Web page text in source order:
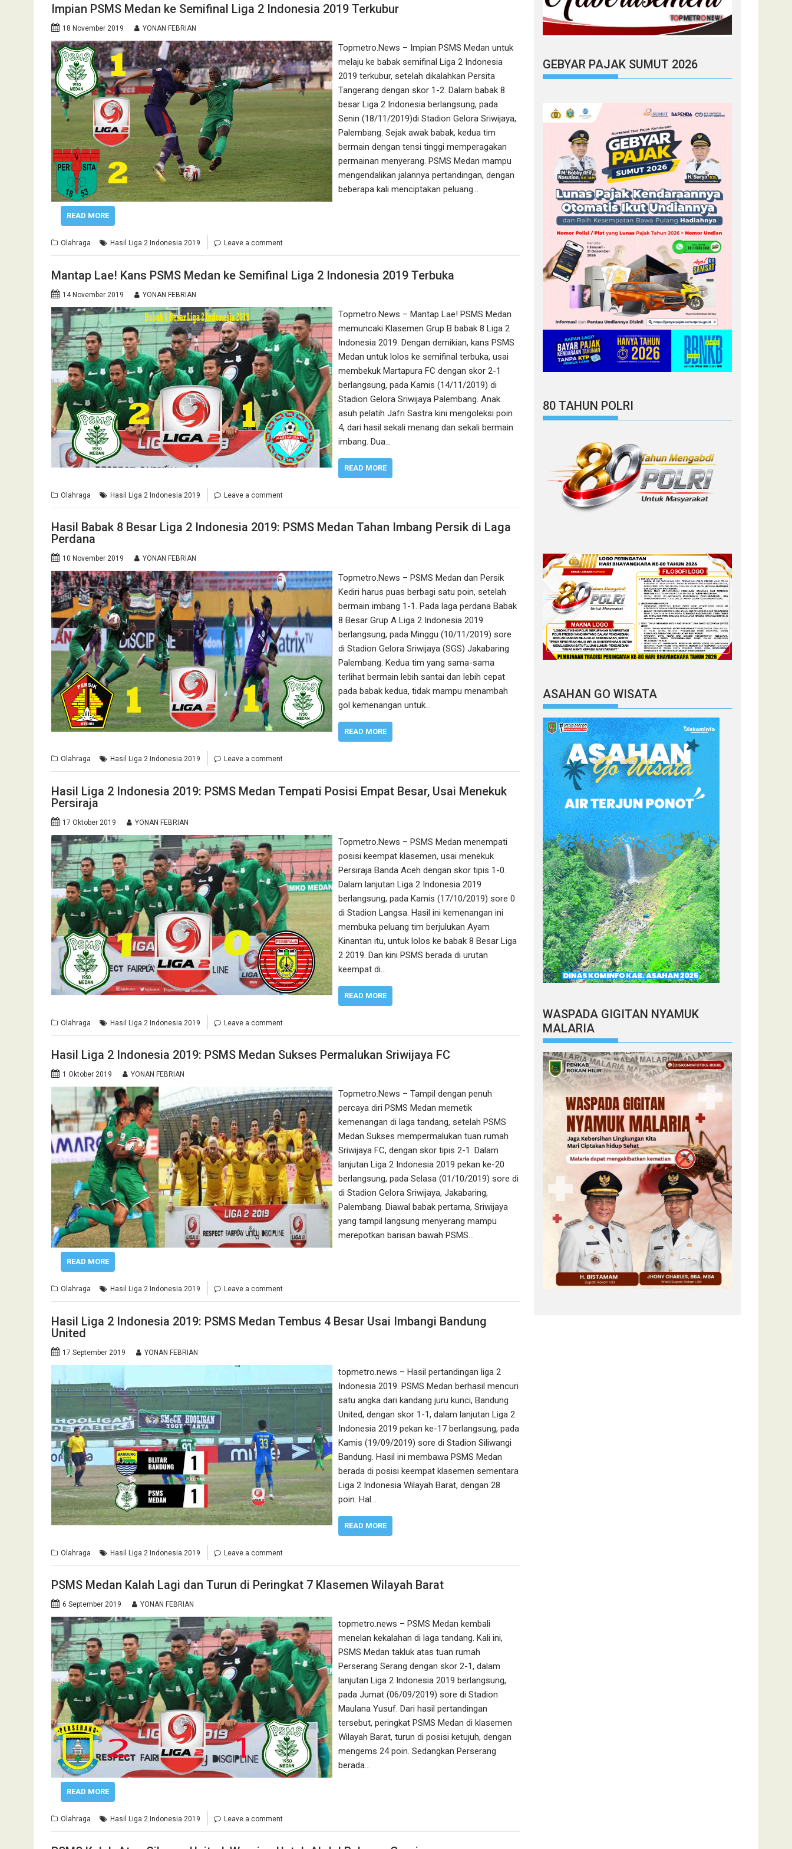
Impian PSMS Medan ke Semifinal Liga 2 Indonesia 2019 Terkubur
18 November 2019 YONAN FEBRIAN
Topmetro.News – Impian PSMS Medan untuk
melaju ke babak semifinal Liga 2 Indonesia
2019 terkubur, setelah dikalahkan Persita
Tangerang dengan skor 1-2. Dalam babak 8
besar Liga 2 Indonesia berlangsung, pada
Senin (18/11/2019)di Stadion Gelora Sriwijaya,
Palembang. Sejak awak babak, kedua tim
bermain dengan tensi tinggi memperagakan
permainan menyerang. PSMS Medan mampu
mengendalikan jalannya pertandingan, dengan
beberapa kali menciptakan peluang…
READ MORE
Olahraga Hasil Liga 2 Indonesia 2019 Leave a comment
Mantap Lae! Kans PSMS Medan ke Semifinal Liga 2 Indonesia 2019 Terbuka
14 November 2019 YONAN FEBRIAN
Topmetro.News – Mantap Lae! PSMS Medan
memuncaki Klasemen Grup B babak 8 Liga 2
Indonesia 2019. Dengan demikian, kans PSMS
Medan untuk lolos ke semifinal terbuka, usai
membekuk Martapura FC dengan skor 2-1
berlangsung, pada Kamis (14/11/2019) di
Stadion Gelora Sriwijaya Palembang. Anak
asuh pelatih Jafri Sastra kini mengoleksi poin
4, dari hasil sekali menang dan sekali bermain
imbang. Dua…
READ MORE
Olahraga Hasil Liga 2 Indonesia 2019 Leave a comment
Hasil Babak 8 Besar Liga 2 Indonesia 2019: PSMS Medan Tahan Imbang Persik di Laga
Perdana
10 November 2019 YONAN FEBRIAN
Topmetro.News – PSMS Medan dan Persik
Kediri harus puas berbagi satu poin, setelah
bermain imbang 1-1. Pada laga perdana Babak
8 Besar Grup A Liga 2 Indonesia 2019
berlangsung, pada Minggu (10/11/2019) sore
di Stadion Gelora Sriwijaya (SGS) Jakabaring
Palembang. Kedua tim yang sama-sama
terlihat bermain lebih santai dan lebih cepat
pada babak kedua, tidak mampu menambah
gol kemenangan untuk…
READ MORE
Olahraga Hasil Liga 2 Indonesia 2019 Leave a comment
Hasil Liga 2 Indonesia 2019: PSMS Medan Tempati Posisi Empat Besar, Usai Menekuk
Persiraja
17 Oktober 2019 YONAN FEBRIAN
Topmetro.News – PSMS Medan menempati
posisi keempat klasemen, usai menekuk
Persiraja Banda Aceh dengan skor tipis 1-0.
Dalam lanjutan Liga 2 Indonesia 2019
berlangsung, pada Kamis (17/10/2019) sore 0
di Stadion Langsa. Hasil ini kemenangan ini
membuka peluang tim berjulukan Ayam
Kinantan itu, untuk lolos ke babak 8 Besar Liga
2 2019. Dan kini PSMS berada di urutan
keempat di…
READ MORE
Olahraga Hasil Liga 2 Indonesia 2019 Leave a comment
Hasil Liga 2 Indonesia 2019: PSMS Medan Sukses Permalukan Sriwijaya FC
1 Oktober 2019 YONAN FEBRIAN
Topmetro.News – Tampil dengan penuh
percaya diri PSMS Medan memetik
kemenangan di laga tandang, setelah PSMS
Medan Sukses mempermalukan tuan rumah
Sriwijaya FC, dengan skor tipis 2-1. Dalam
lanjutan Liga 2 Indonesia 2019 pekan ke-20
berlangsung, pada Selasa (01/10/2019) sore di
di Stadion Gelora Sriwijaya, Jakabaring,
Palembang. Diawal babak pertama, Sriwijaya
yang tampil langsung menyerang mampu
merepotkan barisan bawah PSMS…
READ MORE
Olahraga Hasil Liga 2 Indonesia 2019 Leave a comment
Hasil Liga 2 Indonesia 2019: PSMS Medan Tembus 4 Besar Usai Imbangi Bandung
United
17 September 2019 YONAN FEBRIAN
topmetro.news – Hasil pertandingan liga 2
Indonesia 2019. PSMS Medan berhasil mencuri
satu angka dari kandang juru kunci, Bandung
United, dengan skor 1-1, dalam lanjutan Liga 2
Indonesia 2019 pekan ke-17 berlangsung, pada
Kamis (19/09/2019) sore di Stadion Siliwangi
Bandung. Hasil ini membawa PSMS Medan
berada di posisi keempat klasemen sementara
Liga 2 Indonesia Wilayah Barat, dengan 28
poin. Hal…
READ MORE
Olahraga Hasil Liga 2 Indonesia 2019 Leave a comment
PSMS Medan Kalah Lagi dan Turun di Peringkat 7 Klasemen Wilayah Barat
6 September 2019 YONAN FEBRIAN
topmetro.news – PSMS Medan kembali
menelan kekalahan di laga tandang. Kali ini,
PSMS Medan takluk atas tuan rumah
Perserang Serang dengan skor 2-1, dalam
lanjutan Liga 2 Indonesia 2019 berlangsung,
pada Jumat (06/09/2019) sore di Stadion
Maulana Yusuf. Dari hasil pertandingan
tersebut, peringkat PSMS Medan di klasemen
Wilayah Barat, turun di posisi ketujuh, dengan
mengems 24 poin. Sedangkan Perserang
berada…
READ MORE
Olahraga Hasil Liga 2 Indonesia 2019 Leave a comment
GEBYAR PAJAK SUMUT 2026
80 TAHUN POLRI
ASAHAN GO WISATA
WASPADA GIGITAN NYAMUK
MALARIA